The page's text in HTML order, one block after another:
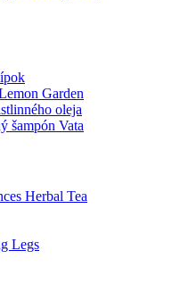
Garden
oleja
šampón Vata
Herbal Tea
Legs